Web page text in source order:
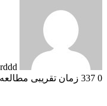
0
زمان تقریبی مطالعه 3 دقیقه